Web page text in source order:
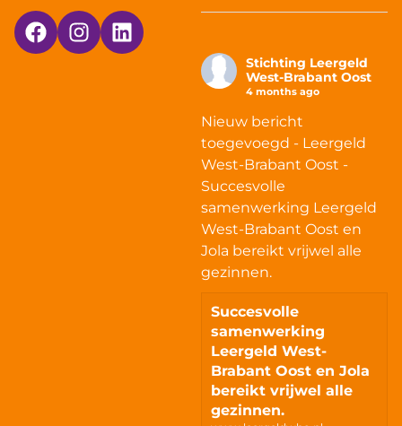
Stichting Leergeld
West-Brabant Oost
4 months ago
Nieuw bericht
toegevoegd - Leergeld
West-Brabant Oost -
Succesvolle
samenwerking Leergeld
West-Brabant Oost en
Jola bereikt vrijwel alle
gezinnen.
Succesvolle
samenwerking
Leergeld West-
Brabant Oost en Jola
bereikt vrijwel alle
gezinnen.